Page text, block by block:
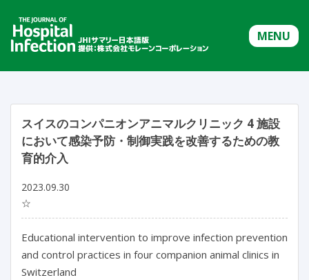
MENU
スイスのコンパニオンアニマルクリニック 4 施設
において感染予防・制御実践を改善するための教
育的介入
2023.09.30
☆
Educational intervention to improve infection prevention
and control practices in four companion animal clinics in
Switzerland